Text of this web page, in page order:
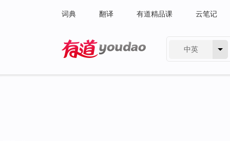
词典 翻译 有道精品课 云笔记
中英